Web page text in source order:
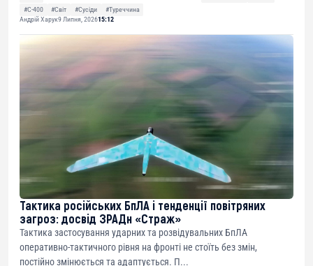
#С-400
#Світ #Сусіди
#Туреччина
Андрій Харук9 Липня, 202615:12
Тактика російських БпЛА і тенденції повітряних
загроз: досвід ЗРАДн «Страж»
Тактика застосування ударних та розвідувальних БпЛА
оперативно-тактичного рівня на фронті не стоїть без змін,
постійно змінюється та адаптується. П...